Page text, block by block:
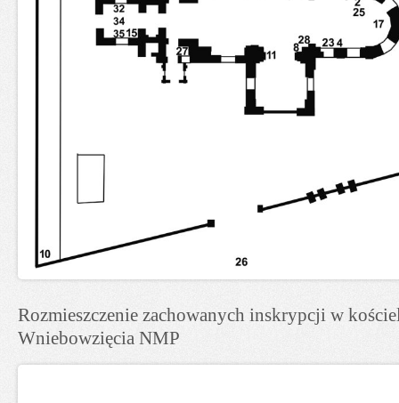
Rozmieszczenie zachowanych inskrypcji w
Wniebowzięcia NMP